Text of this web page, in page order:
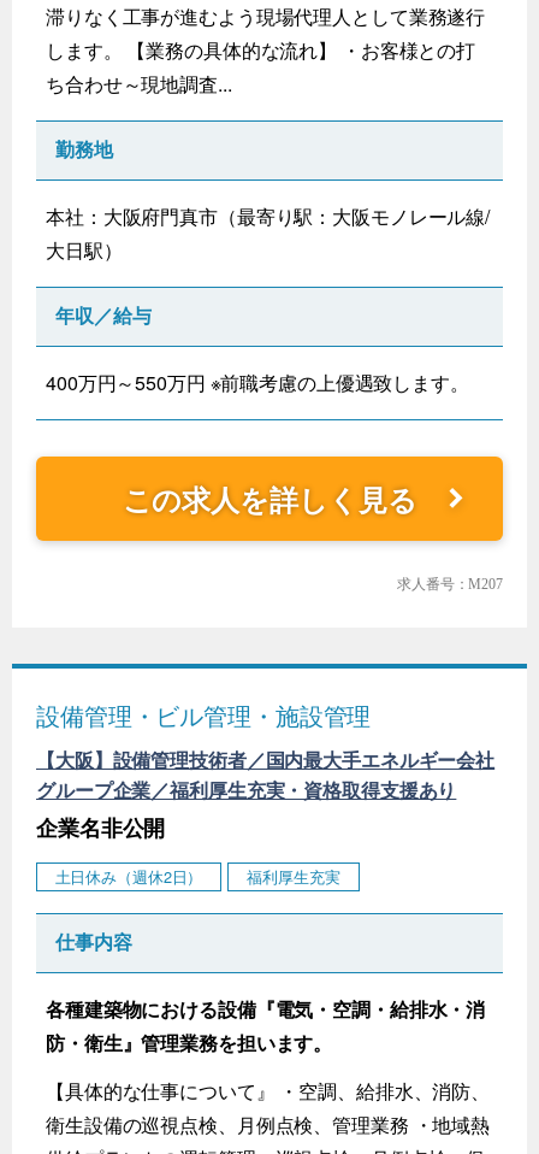
滞りなく工事が進むよう現場代理人として業務遂行
します。 【業務の具体的な流れ】 ・お客様との打
ち合わせ～現地調査...
勤務地
本社：大阪府門真市（最寄り駅：大阪モノレール線/
大日駅）
年収／給与
400万円～550万円 ※前職考慮の上優遇致します。
この求人を詳しく見る
求人番号：M207
設備管理・ビル管理・施設管理
【大阪】設備管理技術者／国内最大手エネルギー会社
グループ企業／福利厚生充実・資格取得支援あり
企業名非公開
土日休み（週休2日） 福利厚生充実
仕事内容
各種建築物における設備『電気・空調・給排水・消
防・衛生』管理業務を担います。
【具体的な仕事について』 ・空調、給排水、消防、
衛生設備の巡視点検、月例点検、管理業務 ・地域熱